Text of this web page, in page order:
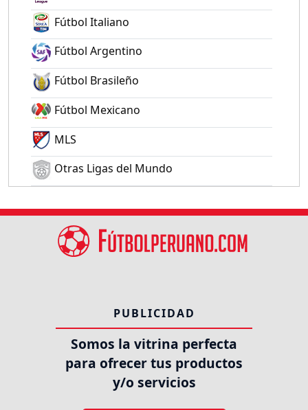
Fútbol Italiano
Fútbol Argentino
Fútbol Brasileño
Fútbol Mexicano
MLS
Otras Ligas del Mundo
PUBLICIDAD
Somos la vitrina perfecta
para ofrecer tus productos
y/o servicios